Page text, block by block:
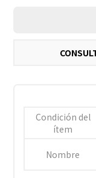
Condición del
ítem
Nombre